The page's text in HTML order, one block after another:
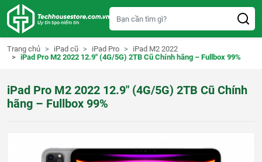
Trang chủ iPad cũ iPad Pro
iPad M2 2022
iPad Pro M2 2022 12.9″ (4G/5G) 2TB Cũ Chính hãng – Fullbox 99%
iPad Pro M2 2022 12.9″ (4G/5G) 2TB Cũ Chính
hãng – Fullbox 99%